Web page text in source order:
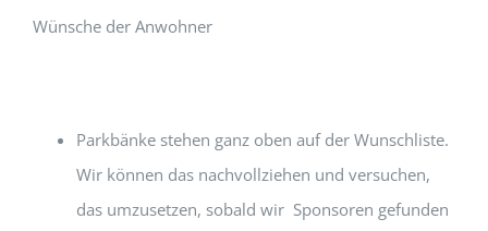
Wünsche der Anwohner
Parkbänke stehen ganz oben auf der Wunschliste.
Wir können das nachvollziehen und versuchen,
das umzusetzen, sobald wir Sponsoren gefunden